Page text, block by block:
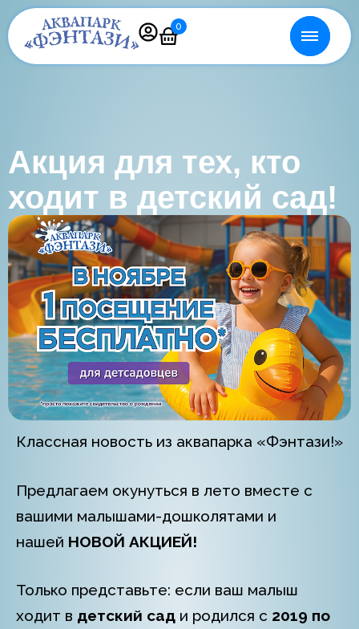
0
Акция для тех, кто
ходит в детский сад!
Классная новость из аквапарка «Фэнтази!»
Предлагаем окунуться в лето вместе с
вашими малышами-дошколятами и
нашей НОВОЙ АКЦИЕЙ!
Только представьте: если ваш малыш
ходит в детский сад и родился с 2019 по